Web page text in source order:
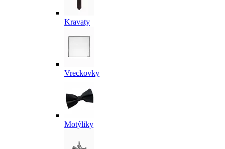
Kravaty
Vreckovky
Motýliky